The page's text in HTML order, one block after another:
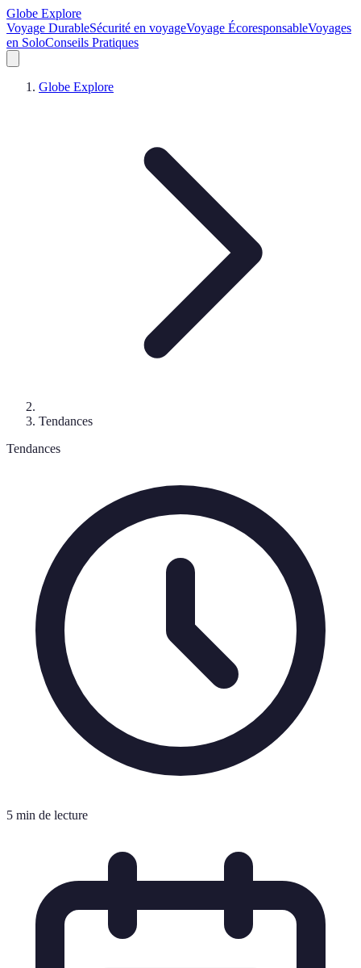
Globe Explore
Voyage DurableSécurité en voyageVoyage ÉcoresponsableVoyages
en SoloConseils Pratiques
Globe Explore
Tendances
Tendances
5 min de lecture